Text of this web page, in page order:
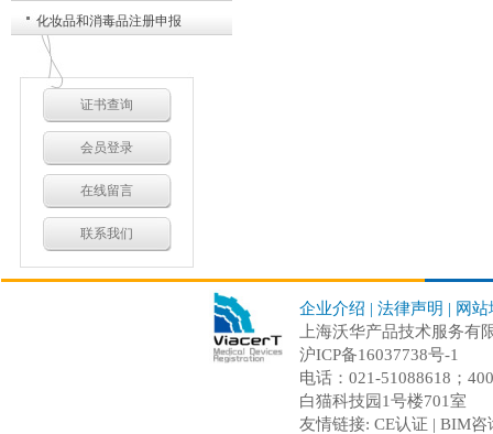
化妆品和消毒品注册申报
证书查询
会员登录
在线留言
联系我们
企业介绍 | 法律声明 | 网站
上海沃华产品技术服务有
沪ICP备16037738号-1
电话：021-51088618；
白猫科技园1号楼701室
友情链接: CE认证 | BIM咨